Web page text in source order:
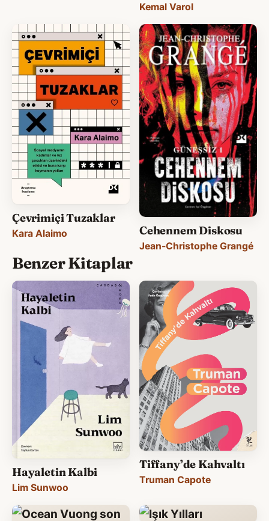
Kemal Varol
Çevrimiçi Tuzaklar
Kara Alaimo Cehennem Diskosu
Jean-Christophe Grangé
Benzer Kitaplar
Hayaletin Kalbi
Lim Sunwoo
Tiffany’de Kahvaltı
Truman Capote